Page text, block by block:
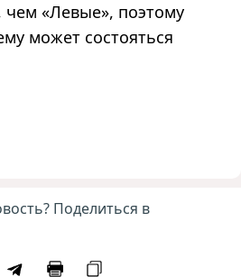
чем «Левые», поэтому
может состояться
Поделиться в